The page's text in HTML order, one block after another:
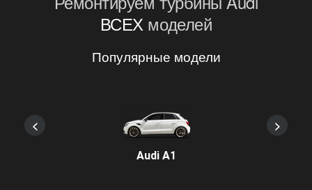
ВСЕХмоделей
Популярные модели
Audi A1
< >